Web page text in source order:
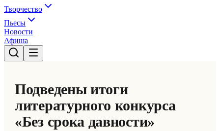
Творчество
Пьесы
Новости
Афиша
Подведены итоги
литературного конкурса
«Без срока давности»